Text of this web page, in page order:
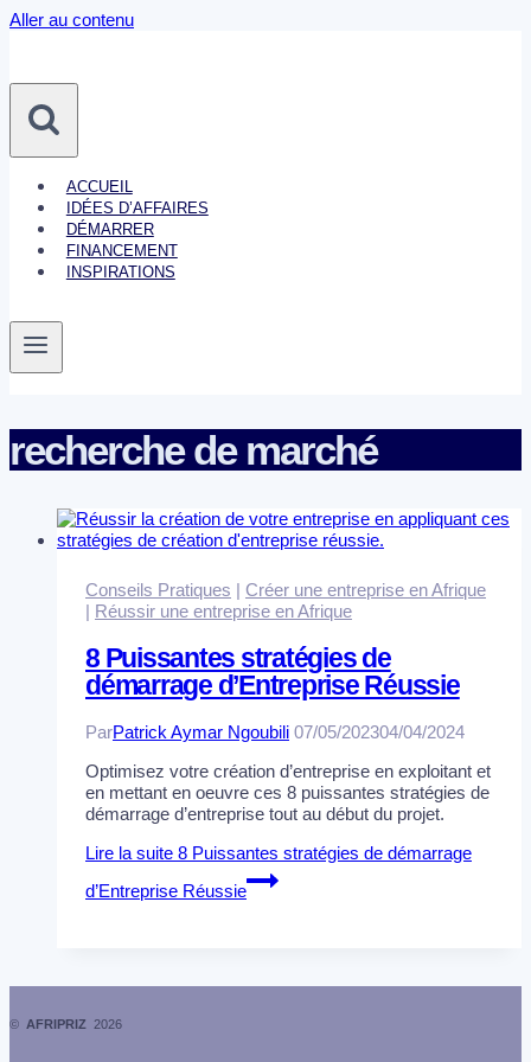
Aller au contenu
ACCUEIL
IDÉES D’AFFAIRES
DÉMARRER
FINANCEMENT
INSPIRATIONS
recherche de marché
Conseils Pratiques | Créer une entreprise en Afrique
| Réussir une entreprise en Afrique
8 Puissantes stratégies de
démarrage d’Entreprise Réussie
ParPatrick Aymar Ngoubili 07/05/202304/04/2024
Optimisez votre création d’entreprise en exploitant et
en mettant en oeuvre ces 8 puissantes stratégies de
démarrage d’entreprise tout au début du projet.
Lire la suite 8 Puissantes stratégies de démarrage
d’Entreprise Réussie
© AFRIPRIZ 2026